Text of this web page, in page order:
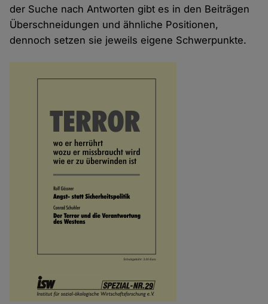
der Suche nach Antworten gibt es in den Beiträgen
Überschneidungen und ähnliche Positionen,
dennoch setzen sie jeweils eigene Schwerpunkte.